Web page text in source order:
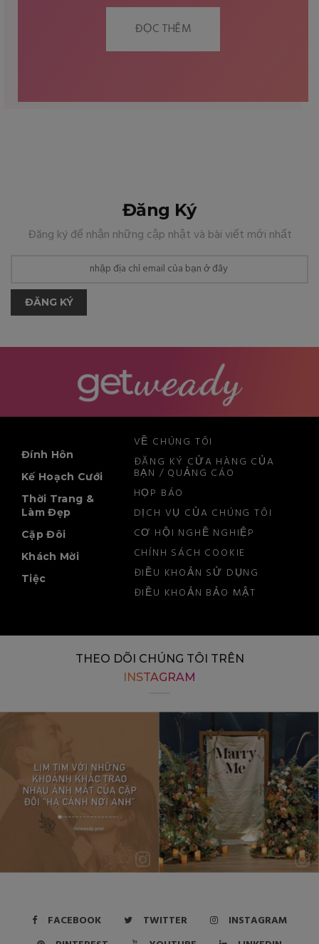
ĐỌC THÊM
Đăng Ký
Đăng ký để nhận những cập nhật và bài viết mới nhất
ĐĂNG KÝ
Đính Hôn
Kế Hoạch Cưới
Thời Trang &
Làm Đẹp
Cặp Đôi
Khách Mời
Tiệc
VỀ CHÚNG TÔI
ĐĂNG KÝ CỬA HÀNG CỦA
BẠN / QUẢNG CÁO
HỌP BÁO
DỊCH VỤ CỦA CHÚNG TÔI
CƠ HỘI NGHỀ NGHIỆP
CHÍNH SÁCH COOKIE
ĐIỀU KHOẢN SỬ DỤNG
ĐIỀU KHOẢN BẢO MẬT
THEO DÕI CHÚNG TÔI TRÊN
INSTAGRAM
FACEBOOK TWITTER
INSTAGRAM